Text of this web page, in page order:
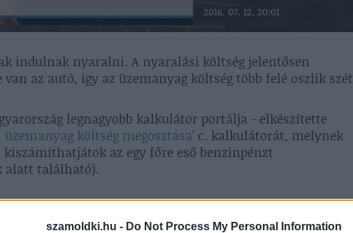
szamoldki.hu - Do Not Process My Personal Information
2016. 07. 12. 20:01
indulnak nyaralni. A nyaralási költség jelentősen
az autó, így az üzemanyag költség több felé oszlik szét
legnagyobb kalkulátor portálja - elkészítette
üzemanyag költség megosztása' c. kalkulátorát, melynek
kiszámíthatjátok az egy főre eső benzinpénzt
alatt található).